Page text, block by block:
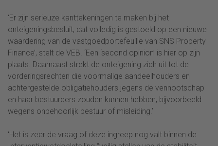
‘Er zijn serieuze kanttekeningen te maken bij het
onteigeningsbesluit, dat volledig is gestoeld op een nieuwe
waardering van de vastgoedportefeuille van SNS Property
Finance’, stelt de VEB. ‘Een ‘second opinion’ is hier op zijn
plaats. Daarnaast strekt de onteigening zich uit tot de
vorderingsrechten die voormalige aandeelhouders en
achtergestelde obligatiehouders jegens de vennootschap
en haar bestuurders zouden kunnen hebben, bijvoorbeeld
wegens onbehoorlijk bestuur of misleiding.’
‘Het is zeer de vraag of deze ingreep nog valt binnen de